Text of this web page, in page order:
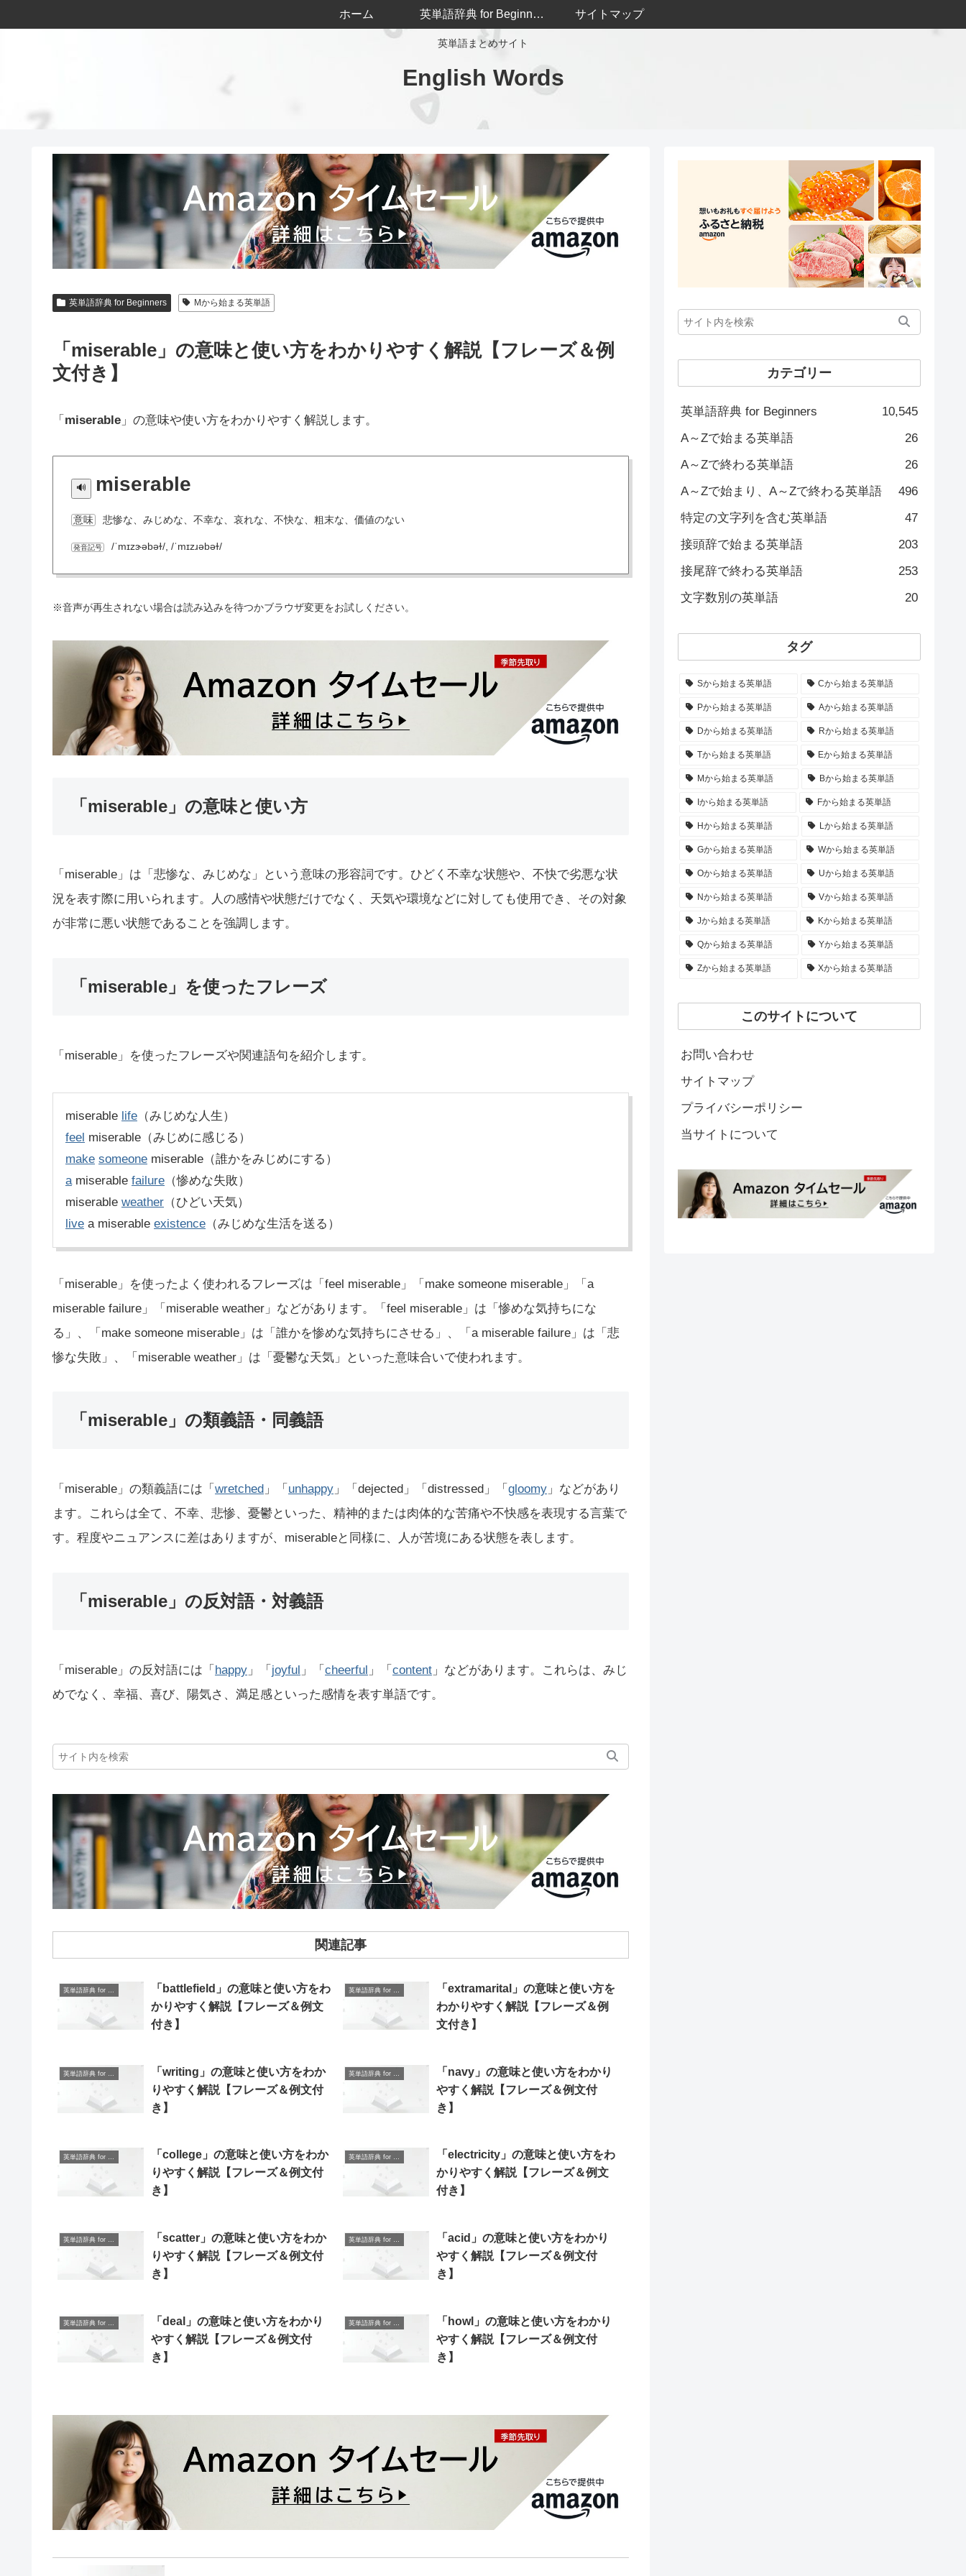
英単語まとめサイト
English Words
ホーム 英単語辞典 for Beginners サイトマップ
英単語辞典 for Beginners Mから始まる英単語
「miserable」の意味と使い方をわかりやすく解説【フレーズ＆例
文付き】
「 miserable 」の意味や使い方をわかりやすく解説します。
miserable
意味 悲惨な、みじめな、不幸な、哀れな、不快な、粗末な、価値のない
発音記号 /ˈmɪzɝəbəɫ/, /ˈmɪzɹəbəɫ/
※音声が再生されない場合は読み込みを待つかブラウザ変更をお試しください。
「miserable」の意味と使い方
「miserable」は「悲惨な、みじめな」という意味の形容詞です。ひどく不幸な状態や、不快で劣悪な状
況を表す際に用いられます。人の感情や状態だけでなく、天気や環境などに対しても使用でき、その対象
が非常に悪い状態であることを強調します。
「miserable」を使ったフレーズ
「miserable」を使ったフレーズや関連語句を紹介します。
miserable life （みじめな人生）
feel miserable（みじめに感じる）
make someone miserable（誰かをみじめにする）
amiserable failure （惨めな失敗）
miserable weather （ひどい天気）
live a miserable existence （みじめな生活を送る）
「miserable」を使ったよく使われるフレーズは「feel miserable」「make someone miserable」「a
miserable failure」「miserable weather」などがあります。「feel miserable」は「惨めな気持ちにな
る」、「make someone miserable」は「誰かを惨めな気持ちにさせる」、「a miserable failure」は「悲
惨な失敗」、「miserable weather」は「憂鬱な天気」といった意味合いで使われます。
「miserable」の類義語・同義語
「miserable」の類義語には「 wretched 」「 unhappy 」「dejected」「distressed」「 gloomy 」などがあり
ます。これらは全て、不幸、悲惨、憂鬱といった、精神的または肉体的な苦痛や不快感を表現する言葉で
す。程度やニュアンスに差はありますが、miserableと同様に、人が苦境にある状態を表します。
「miserable」の反対語・対義語
「miserable」の反対語には「 happy 」「 joyful 」「 cheerful 」「 content 」などがあります。これらは、みじ
めでなく、幸福、喜び、陽気さ、満足感といった感情を表す単語です。
関連記事
「battlefield」の意味と使い方をわ
かりやすく解説【フレーズ＆例文
付き】
「extramarital」の意味と使い方を
わかりやすく解説【フレーズ＆例
文付き】
「writing」の意味と使い方をわか
りやすく解説【フレーズ＆例文付
き】
「navy」の意味と使い方をわかり
やすく解説【フレーズ＆例文付
き】
「college」の意味と使い方をわか
りやすく解説【フレーズ＆例文付
き】
「electricity」の意味と使い方をわ
かりやすく解説【フレーズ＆例文
付き】
英単語辞典 for Beginners
「scatter」の意味と使い方をわか
りやすく解説【フレーズ＆例文付
き】
英単語辞典 for Beginners
「acid」の意味と使い方をわかり
やすく解説【フレーズ＆例文付
き】
英単語辞典 for Beginners
「deal」の意味と使い方をわかり
やすく解説【フレーズ＆例文付
き】
英単語辞典 for Beginners
「howl」の意味と使い方をわかり
やすく解説【フレーズ＆例文付
き】
カテゴリー
英単語辞典 for Beginners
10,545
A～Zで始まる英単語
26
A～Zで終わる英単語
26
A～Zで始まり、A～Zで終わる英単語
496
特定の文字列を含む英単語
47
接頭辞で始まる英単語
203
接尾辞で終わる英単語
253
文字数別の英単語
20
タグ
Sから始まる英単語 Cから始まる英単語
Pから始まる英単語 Aから始まる英単語
Dから始まる英単語 Rから始まる英単語
Tから始まる英単語 Eから始まる英単語
Mから始まる英単語 Bから始まる英単語
Iから始まる英単語 Fから始まる英単語
Hから始まる英単語 Lから始まる英単語
Gから始まる英単語 Wから始まる英単語
Oから始まる英単語 Uから始まる英単語
Nから始まる英単語 Vから始まる英単語
Jから始まる英単語 Kから始まる英単語
Qから始まる英単語 Yから始まる英単語
Zから始まる英単語 Xから始まる英単語
このサイトについて
お問い合わせ
サイトマップ
プライバシーポリシー
当サイトについて